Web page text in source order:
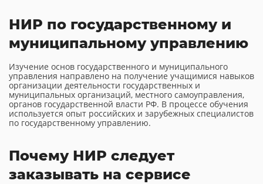
НИР по государственному и
муниципальному управлению
Изучение основ государственного и муниципального
управления направлено на получение учащимися навыков
организации деятельности государственных и
муниципальных организаций, местного самоуправления,
органов государственной власти РФ. В процессе обучения
используется опыт российских и зарубежных специалистов
по государственному управлению.
Почему НИР следует
заказывать на сервисе